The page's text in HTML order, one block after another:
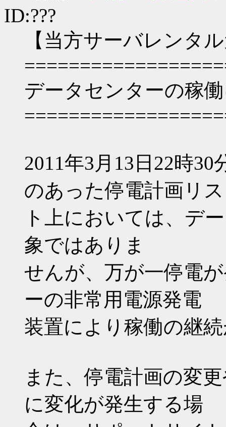
ID:???
【当方サーバレンタ
データセンターの稼
2011年3月13日22時
のあった停電計画リス
ト上においては、デ
象ではありま
せんが、万が一停電
ーの非常用電源発電
装置により稼働の継
また、停電計画の変
に変化が発生する場